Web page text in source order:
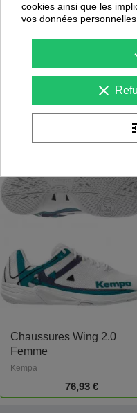
NOUS PENSONS
PEUVENT
-30
Chaussures Wing 2.0
Femme
Kempa
76,93 €
cookies ainsi que les
vos données
clear